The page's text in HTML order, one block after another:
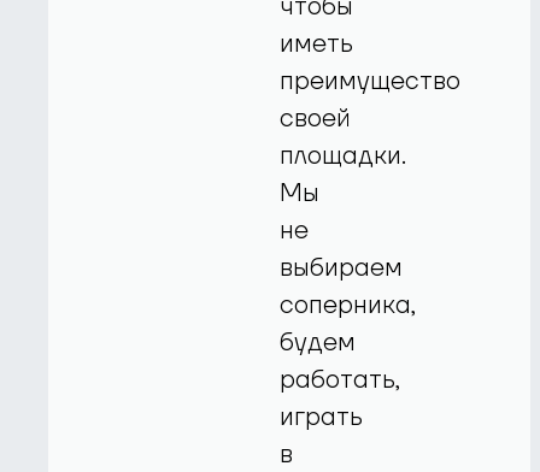
иметь
преимущество
своей
площадки.
Мы
не
выбираем
соперника,
будем
работать,
играть
в